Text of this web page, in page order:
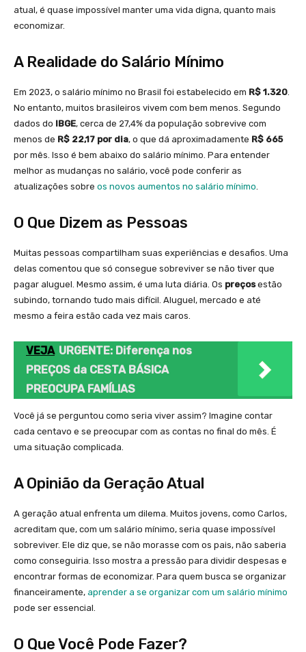
atual, é quase impossível manter uma vida digna, quanto mais
economizar.
A Realidade do Salário Mínimo
Em 2023, o salário mínimo no Brasil foi estabelecido em R$ 1.320.
No entanto, muitos brasileiros vivem com bem menos. Segundo
dados do IBGE, cerca de 27,4% da população sobrevive com
menos de R$ 22,17 por dia, o que dá aproximadamente R$ 665
por mês. Isso é bem abaixo do salário mínimo. Para entender
melhor as mudanças no salário, você pode conferir as
atualizações sobre os novos aumentos no salário mínimo.
O Que Dizem as Pessoas
Muitas pessoas compartilham suas experiências e desafios. Uma
delas comentou que só consegue sobreviver se não tiver que
pagar aluguel. Mesmo assim, é uma luta diária. Os preçosestão
subindo, tornando tudo mais difícil. Aluguel, mercado e até
mesmo a feira estão cada vez mais caros.
VEJA URGENTE: Diferença nos
PREÇOS da CESTA BÁSICA
PREOCUPA FAMÍLIAS
Você já se perguntou como seria viver assim? Imagine contar
cada centavo e se preocupar com as contas no final do mês. É
uma situação complicada.
A Opinião da Geração Atual
A geração atual enfrenta um dilema. Muitos jovens, como Carlos,
acreditam que, com um salário mínimo, seria quase impossível
sobreviver. Ele diz que, se não morasse com os pais, não saberia
como conseguiria. Isso mostra a pressão para dividir despesas e
encontrar formas de economizar. Para quem busca se organizar
financeiramente, aprender a se organizar com um salário mínimo
pode ser essencial.
O Que Você Pode Fazer?